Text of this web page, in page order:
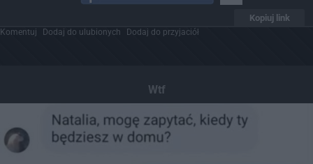
Kopiuj link
Komentuj Dodaj do ulubionych Dodaj do przyjaciół
Wtf